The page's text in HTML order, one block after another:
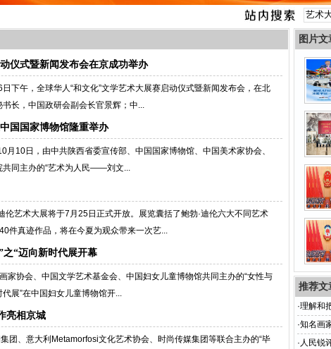
仪式暨新闻发布会在京成功举办
下午，全球华人“和文化”文学艺术大展赛启动仪式暨新闻发布会，在北
长，中国政研会副会长官景辉；中...
国国家博物馆隆重举办
月10日，由中共陕西省委宣传部、中国国家博物馆、中国美术家协会、
共同主办的“艺术为人民——刘文...
伦艺术大展将于7月25日正式开放。展览囊括了鲍勃·迪伦六大不同艺术
件真迹作品，将在今夏为观众带来一次艺...
之“迈向新时代展开幕
家协会、中国文学艺术基金会、中国妇女儿童博物馆共同主办的“女性与
展”在中国妇女儿童博物馆开...
亮相京城
团、意大利Metamorfosi文化艺术协会、时尚传媒集团等联合主办的“毕
图片文
推荐文
·理解和
·知名画
· 人民锐